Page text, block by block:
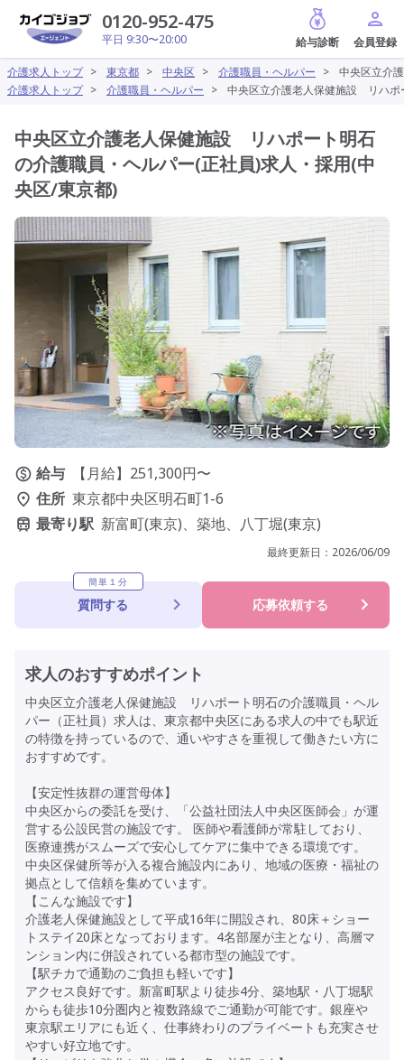
0120-952-475
平日 9:30〜20:00
給与診断
介護求人トップ > 東京都 > 中央区 > 介護職員・ヘルパー >
中央区立介
介護求人トップ > 介護職員・ヘルパー > 中央区立介護老人保健施設 リハポ
中央区立介護老人保健施設 リハポート明石
の介護職員・ヘルパー(正社員)求人・採用(中
央区/東京都)
給与
【月給】251,300円〜
住所 東京都中央区明石町1-6
最寄り駅 新富町(東京)、築地、八丁堀(東京)
最終更新日： 2026/06/09
簡単１分
質問する 応募依頼する
求人のおすすめポイント
中央区立介護老人保健施設 リハポート明石の介護職員・ヘル
パー（正社員）求人は、東京都中央区にある求人の中でも駅近
の特徴を持っているので、通いやすさを重視して働きたい方に
おすすめです。
【安定性抜群の運営母体】
中央区からの委託を受け、「公益社団法人中央区医師会」が運
営する公設民営の施設です。 医師や看護師が常駐しており、
医療連携がスムーズで安心してケアに集中できる環境です。
中央区保健所等が入る複合施設内にあり、地域の医療・福祉の
拠点として信頼を集めています。
【こんな施設です】
介護老人保健施設として平成16年に開設され、80床＋ショー
トステイ20床となっております。4名部屋が主となり、高層マ
ンション内に併設されている都市型の施設です。
【駅チカで通勤のご負担も軽いです】
アクセス良好です。新富町駅より徒歩4分、築地駅・八丁堀駅
からも徒歩10分圏内と複数路線でご通勤が可能です。銀座や
東京駅エリアにも近く、仕事終わりのプライベートも充実させ
やすい好立地です。